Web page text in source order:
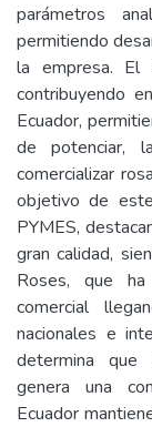
parámetros
permitiendo
la empresa. El
contribuyendo
Ecuador,
de potenciar,
comercializar
objetivo de
PYMES,
gran calidad,
Roses, que
comercial
nacionales e
determina que
genera una
Ecuador